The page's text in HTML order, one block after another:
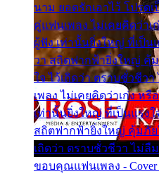
นาม ยอดรักเอาไว้ โปรด
คู่แฟนเพลง ไม่เคยคิดว่า
ผู้ฟัง เท่านั้นยิ่งใหญ่ ที่เป็น
วา สถิตฟากฟ้ายิ่งใหญ่ คุ้
ใจ ไว้เถิดว่า ตราบชั่วชีว
เพลง ไม่เคยคิดว่าเก่ง ห
เท่านั้นยิ่งใหญ่ ที่เป็นแรง
สถิตฟากฟ้ายิ่งใหญ่ คุ้มภัย
เถิดว่า ตราบชั่วชีวา ไม่ลื
ขอบคุณแฟนเพลง - Cover